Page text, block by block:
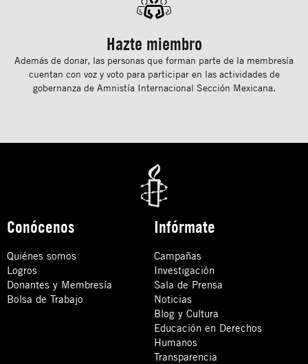
Hazte miembro
Además de donar, las personas que forman parte de la membresía
cuentan con voz y voto para participar en las actividades de
gobernanza de Amnistía Internacional Sección Mexicana.
Conócenos
Quiénes somos
Logros
Donantes y Membresía
Bolsa de Trabajo
Infórmate
Campañas
Investigación
Sala de Prensa
Noticias
Blog y Cultura
Educación en Derechos
Humanos
Transparencia